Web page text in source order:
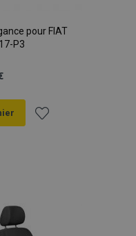
pour FIAT
P3